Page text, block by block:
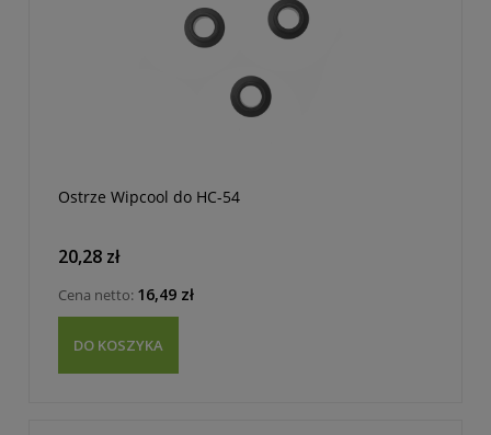
Ostrze Wipcool do HC-54
20,28 zł
Cena netto: 16,49 zł
DO KOSZYKA